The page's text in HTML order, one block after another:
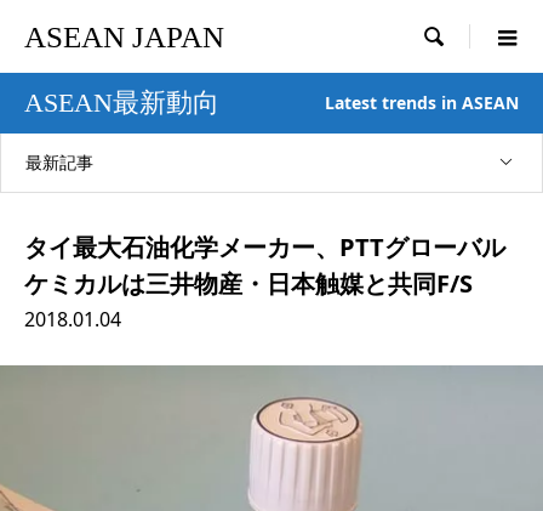
ASEAN JAPAN 
ASEAN最新動向 Latest trends in ASEAN
最新記事
タイ最大石油化学メーカー、PTTグローバル
ケミカルは三井物産・日本触媒と共同F/S
2018.01.04